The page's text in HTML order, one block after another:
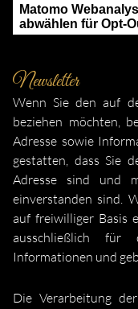
Newsletter
Wenn Sie den auf
beziehen möchten,
Adresse sowie
gestatten, dass Sie
Adresse sind und
einverstanden sind.
auf freiwilliger Basis
ausschließlich für
Informationen und
Die Verarbeitung